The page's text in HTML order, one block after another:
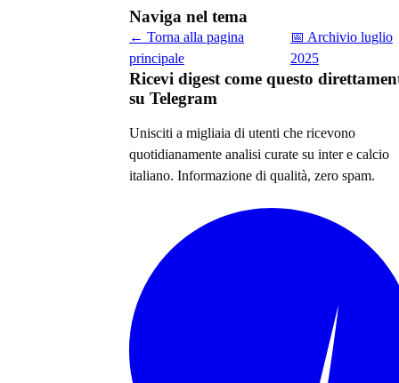
Naviga nel tema
← Torna alla pagina
principale
📅 Archivio luglio
2025
Ricevi digest come questo
su Telegram
Unisciti a migliaia di utenti che ricevono
quotidianamente analisi curate su inter e calcio
italiano. Informazione di qualità, zero spam.